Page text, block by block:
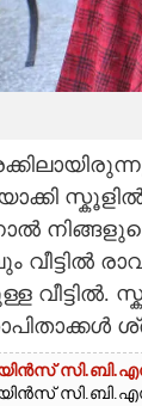
വീട്ടിൽ
വീട്ടിൽ.